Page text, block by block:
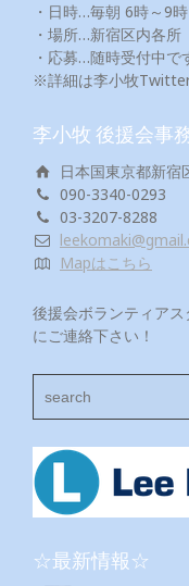
・日時…毎朝 6時～9時
・場所…新宿区内各所
・応募…随時受付中で
※詳細は李小牧Twitter
李小牧 後援会事
日本国東京都新
090-3340-0293
03-3207-8288
Mapはこちら
後援会ボランティア
にご連絡下さい！
☆最新情報☆